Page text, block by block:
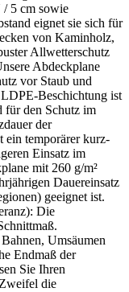
/ 5 cm sowie
eignet sie sich für
von Kaminholz,
Allwetterschutz
Abdeckplane
vor Staub und
Beschichtung ist
für den Schutz im
der
ein temporärer kurz-
Einsatz im
mit 260 g/m²
Dauereinsatz
geeignet ist.
Die
Umsäumen
Endmaß der
Sie Ihren
die